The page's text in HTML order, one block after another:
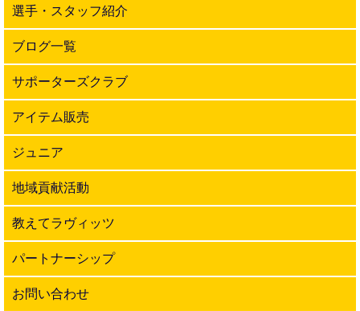
選手・スタッフ紹介
ブログ一覧
サポーターズクラブ
アイテム販売
ジュニア
地域貢献活動
教えてラヴィッツ
パートナーシップ
お問い合わせ